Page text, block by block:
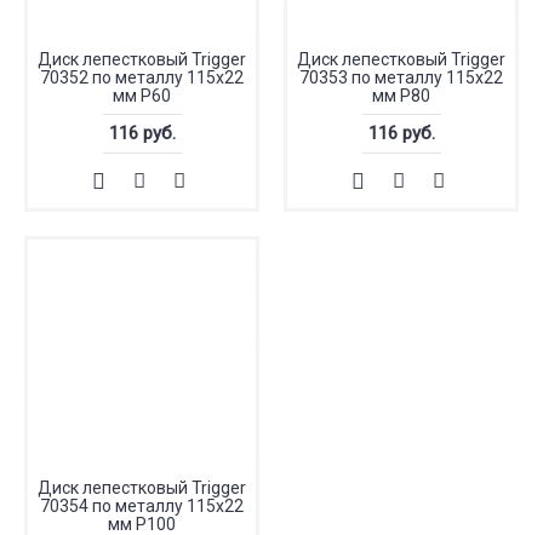
Диск лепестковый Trigger
70352 по металлу 115х22
мм P60
116 руб.
Диск лепестковый Trigger
70353 по металлу 115х22
мм P80
116 руб.
Диск лепестковый Trigger
70354 по металлу 115х22
мм P100